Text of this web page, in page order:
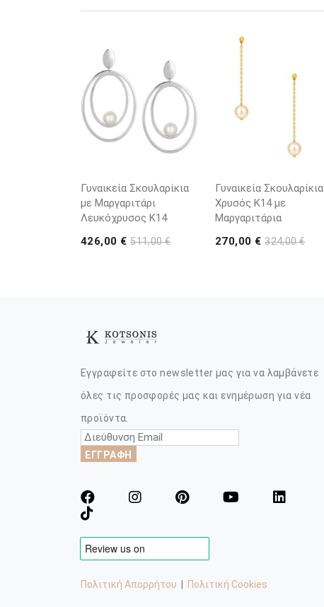
Γυναικεία Σκουλαρίκια
με Μαργαριτάρι
Λευκόχρυσος K14
426,00 €511,00 €
Γυναικεία Σκουλαρίκια
Χρυσός K14 με
Μαργαριτάρια
270,00 €324,00 €
Εγγραφείτε στο newsletter μας για να λαμβάνετε
όλες τις προσφορές μας και ενημέρωση για νέα
προϊόντα.
ΕΓΓΡΑΦΗ
Πολιτική Απορρήτου Πολιτική Cookies